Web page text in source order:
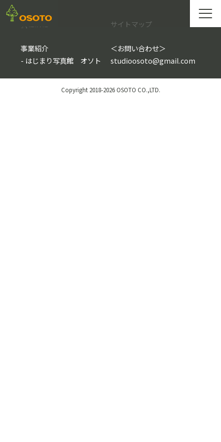
会社情報 サイトマップ
事業紹介
- はじまり写真館 オソト
＜お問い合わせ＞
studioosoto@gmail.com
Copyright 2018-2026 OSOTO CO.,LTD.